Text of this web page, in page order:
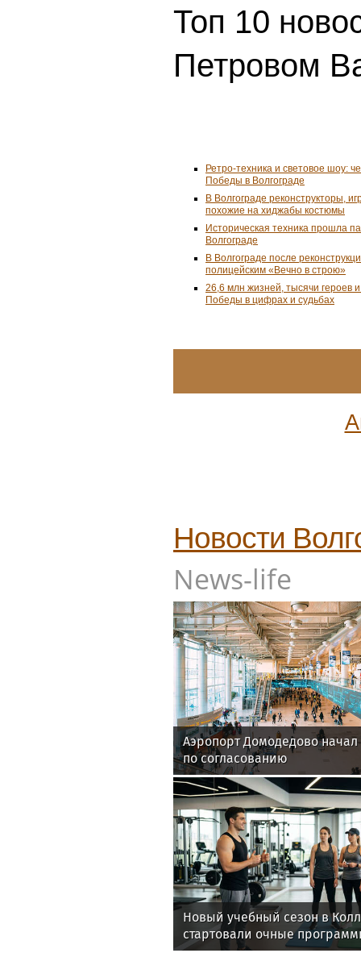
Топ 10
Петровом
Ретро-техника и световое шоу:
Победы в Волгограде
В Волгограде реконструкторы,
похожие на хиджабы костюмы
Историческая техника прошла
Волгограде
В Волгограде после
полицейским «Вечно в строю»
26,6 млн жизней, тысячи героев
Победы в цифрах и судьбах
Новости
News-life
Аэропорт Домодедово
по согласованию
Новый учебный сезон в
стартовали очные
фитнес-тренеров и